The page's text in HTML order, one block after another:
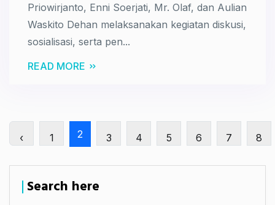
Priowirjanto, Enni Soerjati, Mr. Olaf, dan Aulian
Waskito Dehan melaksanakan kegiatan diskusi,
sosialisasi, serta pen...
READ MORE
‹ 1 2 3 4 5 6 7 8
Search here